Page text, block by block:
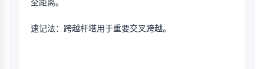
全距离。
速记法：跨越杆塔用于重要交叉跨越。